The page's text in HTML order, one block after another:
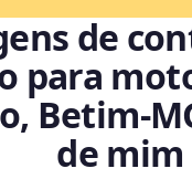
de
para
de mim